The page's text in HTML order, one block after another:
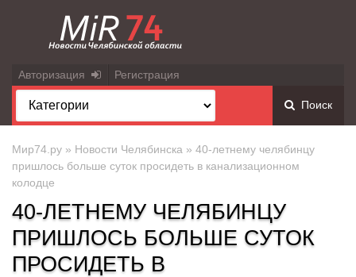
Авторизация Регистрация
Поиск
Мир74.ру » Новости Челябинска » 40-летнему челябинцу
пришлось больше суток просидеть в канализационном
колодце
40-ЛЕТНЕМУ ЧЕЛЯБИНЦУ
ПРИШЛОСЬ БОЛЬШЕ СУТОК
ПРОСИДЕТЬ В